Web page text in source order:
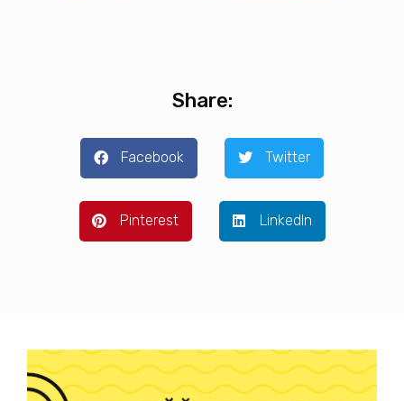
Share:
Facebook Twitter
Pinterest LinkedIn